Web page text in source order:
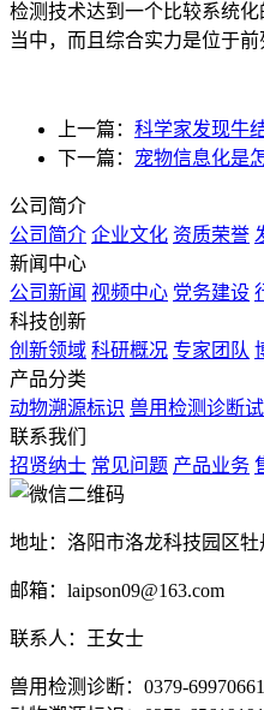
检测技术达到一个比较系统
当中，而且综合实力是位于前
上一篇： 科学家发现牛
下一篇： 宠物信息化是
公司简介
公司简介 企业文化 资质荣誉
新闻中心
公司新闻 视频中心 党务建设
科技创新
创新领域 科研概况 专家团队
产品分类
动物溯源标识 兽用检测诊断试
联系我们
招贤纳士 常见问题 产品业务
地址：洛阳市洛龙科技园区牡
邮箱：laipson09@163.com
联系人：王女士
兽用检测诊断：0379-69970661